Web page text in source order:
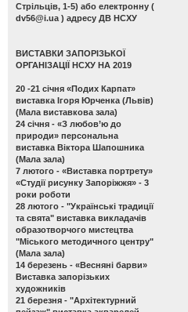
Стрільців, 1-5) або електронну (
dv56@i.ua ) адресу ДВ НСХУ
ВИСТАВКИ ЗАПОРІЗЬКОЇ
ОРГАНІЗАЦІЇ НСХУ НА 2019
20 -21 січня «Подих Карпат»
виставка Ігоря Юрченка (Львів)
(Мала виставкова зала)
24 січня - «З любов’ю до
природи» персональна
виставка Віктора Шапошника
(Мала зала)
7 лютого - «Виставка портрету»
«Студії рисунку Запоріжжя» - 3
роки роботи
28 лютого - "Українські традиції
та свята" виставка викладачів
образотворчого мистецтва
"Міського методичного центру"
(Мала зала)
14 березень - «Весняні барви»
Виставка запорізьких
художників
21 березня - "Архітектурний